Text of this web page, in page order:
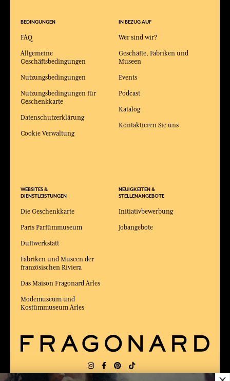
BEDINGUNGEN
FAQ
Allgemeine
Geschäftsbedingungen
Nutzungsbedingungen
Nutzungsbedingungen für
Geschenkkarte
Datenschutzerklärung
Cookie Verwaltung
WEBSITES &
DIENSTLEISTUNGEN
Die Geschenkkarte
Paris Parfümmuseum
Duftwerkstatt
Fabriken und Museen der
französischen Riviera
Das Maison Fragonard Arles
Modemuseum und
Kostümmuseum Arles
IN BEZUG AUF
Wer sind wir?
Geschäfte, Fabriken und
Museen
Events
Podcast
Katalog
Kontaktieren Sie uns
NEUIGKEITEN &
STELLENANGEBOTE
Initiativbewerbung
Jobangebote